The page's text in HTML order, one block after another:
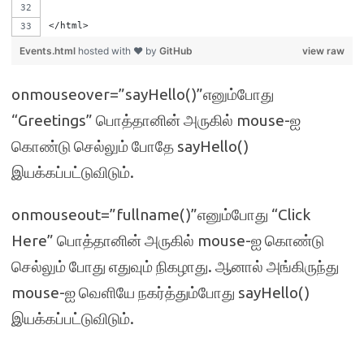
</html>
view raw
Events.html hosted with ❤ by GitHub
onmouseover=”sayHello()”எனும்போது
“Greetings” பொத்தானின் அருகில் mouse-ஐ
கொண்டு செல்லும் போதே sayHello()
இயக்கப்பட்டுவிடும்.
onmouseout=”fullname()”எனும்போது “Click
Here” பொத்தானின் அருகில் mouse-ஐ கொண்டு
செல்லும் போது எதுவும் நிகழாது. ஆனால் அங்கிருந்து
mouse-ஐ வெளியே நகர்த்தும்போது sayHello()
இயக்கப்பட்டுவிடும்.